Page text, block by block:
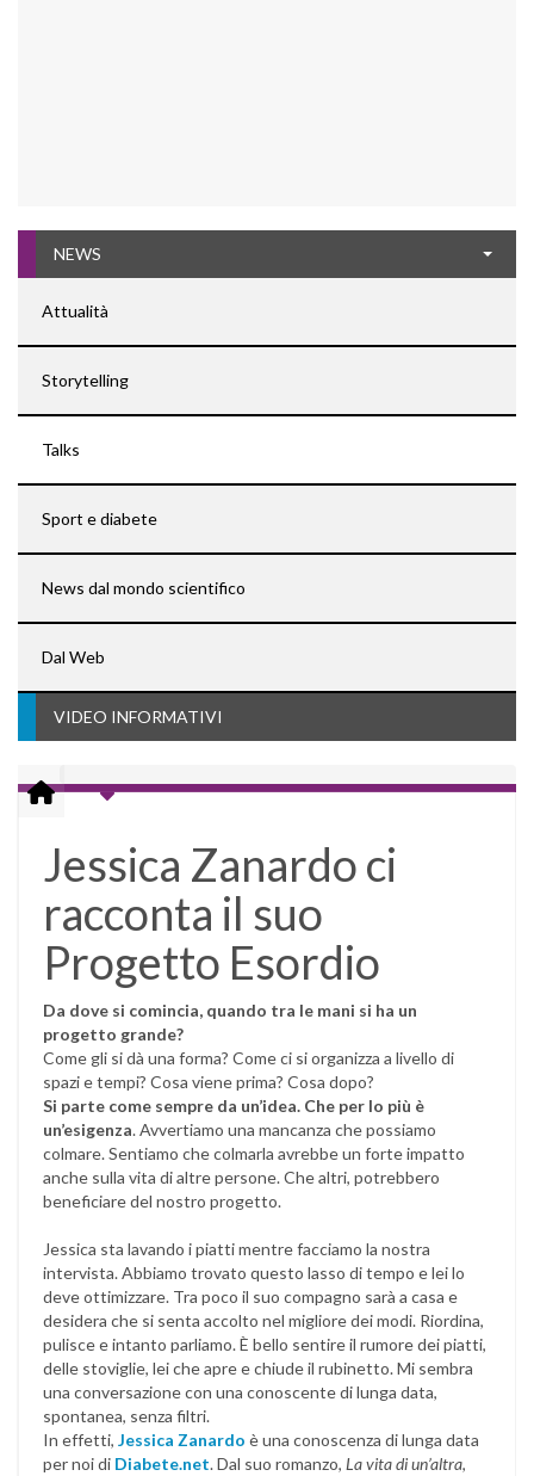
NEWS
Attualità
Storytelling
Talks
Sport e diabete
News dal mondo scientifico
Dal Web
VIDEO INFORMATIVI
Jessica Zanardo ci
racconta il suo
Progetto Esordio
Da dove si comincia, quando tra le mani si ha un
progetto grande?
Come gli si dà una forma? Come ci si organizza a livello di
spazi e tempi? Cosa viene prima? Cosa dopo?
Si parte come sempre da un’idea. Che per lo più è
un’esigenza. Avvertiamo una mancanza che possiamo
colmare. Sentiamo che colmarla avrebbe un forte impatto
anche sulla vita di altre persone. Che altri, potrebbero
beneficiare del nostro progetto.
Jessica sta lavando i piatti mentre facciamo la nostra
intervista. Abbiamo trovato questo lasso di tempo e lei lo
deve ottimizzare. Tra poco il suo compagno sarà a casa e
desidera che si senta accolto nel migliore dei modi. Riordina,
pulisce e intanto parliamo. È bello sentire il rumore dei piatti,
delle stoviglie, lei che apre e chiude il rubinetto. Mi sembra
una conversazione con una conoscente di lunga data,
spontanea, senza filtri.
In effetti, Jessica Zanardo è una conoscenza di lunga data
per noi di Diabete.net. Dal suo romanzo, La vita di un’altra,